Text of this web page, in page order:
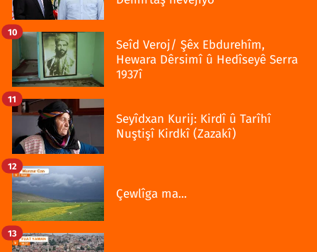
Seîd Veroj/ Şêx Ebdurehîm,
Hewara Dêrsimî û Hedîseyê Serra
1937î
10
Seyîdxan Kurij: Kirdî û Tarîhî
Nuştişî Kirdkî (Zazakî)
11
Çewlîga ma...
12
13